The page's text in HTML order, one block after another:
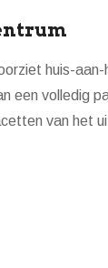
huis-
een volledig
van het